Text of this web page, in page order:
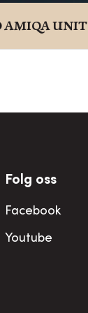
AMIQA UNIT
Folg oss
Facebook
Youtube